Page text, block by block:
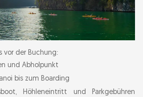
vor der Buchung:
und Abholpunkt
bis zum Boarding
Höhleneintritt und Parkgebühren